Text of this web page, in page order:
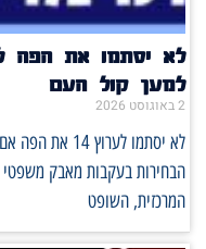
למען קול העם
2 באוגוסט 2026
לא יסתמו
הבחירות בעקבות מאבק משפטי
המרכזית, השופט